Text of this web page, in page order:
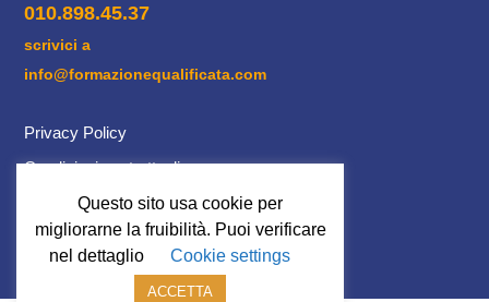
010.898.45.37
scrivici a
info@formazionequalificata.com
Privacy Policy
Condizioni contrattuali
Cookie Policy
admin
Questo sito usa cookie per
migliorarne la fruibilità. Puoi verificare
nel dettaglio
Cookie settings
ACCETTA